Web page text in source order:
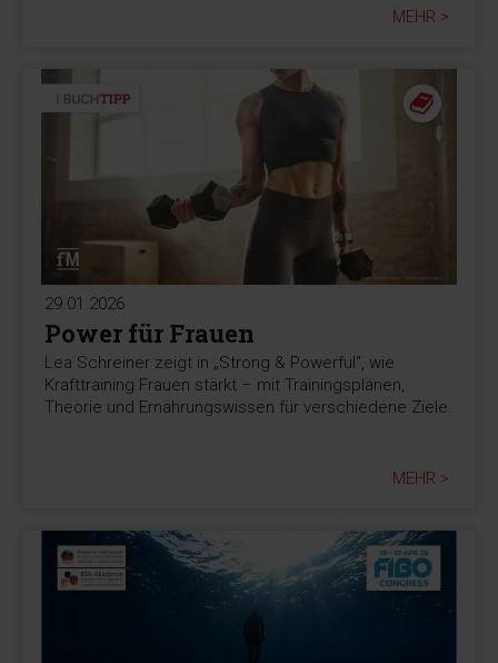
MEHR >
29.01.2026
Power für Frauen
Lea Schreiner zeigt in „Strong & Powerful“, wie
Krafttraining Frauen stärkt – mit Trainingsplänen,
Theorie und Ernährungswissen für verschiedene Ziele.
MEHR >